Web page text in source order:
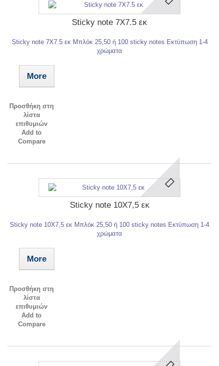
Sticky note 7X7.5 εκ
Sticky note 7X7.5 εκ Mπλόκ 25,50 ή 100 sticky notes Eκτύπωση 1-4
χρώματα
More
Προσθήκη στη
λίστα
επιθυμιών
Add to
Compare
Sticky note 10X7,5 εκ
Sticky note 10X7,5 εκ Mπλόκ 25,50 ή 100 sticky notes Eκτύπωση 1-4
χρώματα
More
Προσθήκη στη
λίστα
επιθυμιών
Add to
Compare